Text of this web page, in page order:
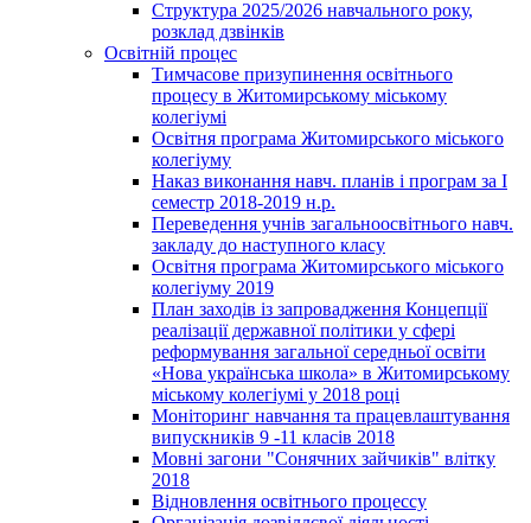
Структура 2025/2026 навчального року,
розклад дзвінків
Освітній процес
Тимчасове призупинення освітнього
процесу в Житомирському міському
колегіумі
Освітня програма Житомирського міського
колегіуму
Наказ виконання навч. планів і програм за І
семестр 2018-2019 н.р.
Переведення учнів загальноосвітнього навч.
закладу до наступного класу
Освітня програма Житомирського міського
колегіуму 2019
План заходів із запровадження Концепції
реалізації державної політики у сфері
реформування загальної середньої освіти
«Нова українська школа» в Житомирському
міському колегіумі у 2018 році
Моніторинг навчання та працевлаштування
випускників 9 -11 класів 2018
Мовні загони "Сонячних зайчиків" влітку
2018
Відновлення освітнього процессу